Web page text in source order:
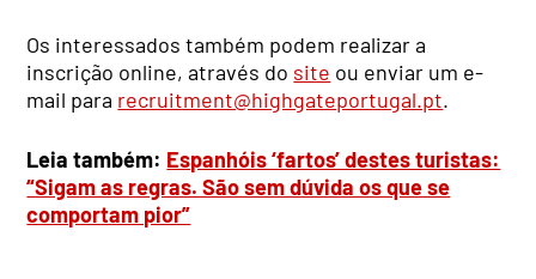
Os interessados também podem realizar a
inscrição online, através do site ou enviar um e-
mail para recruitment@highgateportugal.pt.
Leia também: Espanhóis ‘fartos’ destes turistas:
“Sigam as regras. São sem dúvida os que se
comportam pior”